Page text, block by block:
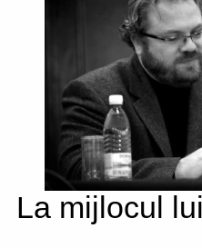
La mijlocul